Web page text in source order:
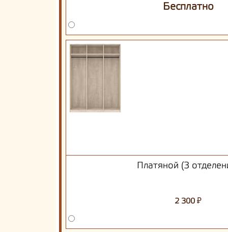
Бесплатно
Платяной (3
2 300 ₽